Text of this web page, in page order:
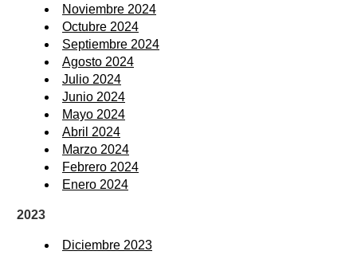
Noviembre 2024
Octubre 2024
Septiembre 2024
Agosto 2024
Julio 2024
Junio 2024
Mayo 2024
Abril 2024
Marzo 2024
Febrero 2024
Enero 2024
2023
Diciembre 2023